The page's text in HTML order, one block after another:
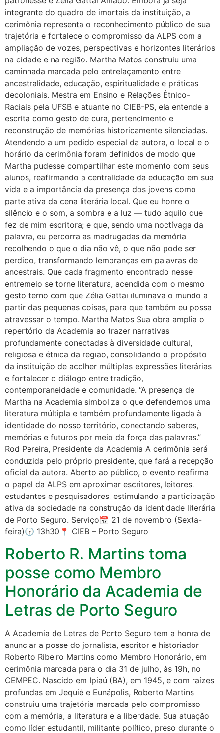
integrante do quadro de imortais da instituição, a
cerimônia representa o reconhecimento público de sua
trajetória e fortalece o compromisso da ALPS com a
ampliação de vozes, perspectivas e horizontes literários
na cidade e na região. Martha Matos construiu uma
caminhada marcada pelo entrelaçamento entre
ancestralidade, educação, espiritualidade e práticas
decoloniais. Mestra em Ensino e Relações Étnico-
Raciais pela UFSB e atuante no CIEB-PS, ela entende a
escrita como gesto de cura, pertencimento e
reconstrução de memórias historicamente silenciadas.
Atendendo a um pedido especial da autora, o local e o
horário da cerimônia foram definidos de modo que
Martha pudesse compartilhar este momento com seus
alunos, reafirmando a centralidade da educação em sua
vida e a importância da presença dos jovens como
parte ativa da cena literária local. Que eu honre o
silêncio e o som, a sombra e a luz — tudo aquilo que
fez de mim escritora; e que, sendo uma noctívaga da
palavra, eu percorra as madrugadas da memória
recolhendo o que o dia não vê, o que não pode ser
perdido, transformando lembranças em palavras de
ancestrais. Que cada fragmento encontrado nesse
entremeio se torne literatura, acendida com o mesmo
gesto terno com que Zélia Gattai iluminava o mundo a
partir das pequenas coisas, para que também eu possa
atravessar o tempo. Martha Matos Sua obra amplia o
repertório da Academia ao trazer narrativas
profundamente conectadas à diversidade cultural,
religiosa e étnica da região, consolidando o propósito
da instituição de acolher múltiplas expressões literárias
e fortalecer o diálogo entre tradição,
contemporaneidade e comunidade. “A presença de
Martha na Academia simboliza o que defendemos uma
literatura múltipla e também profundamente ligada à
identidade do nosso território, conectando saberes,
memórias e futuros por meio da força das palavras.”
Rod Pereira, Presidente da Academia A cerimônia será
conduzida pelo próprio presidente, que fará a recepção
oficial da autora. Aberto ao público, o evento reafirma
o papel da ALPS em aproximar escritores, leitores,
estudantes e pesquisadores, estimulando a participação
ativa da sociedade na construção da identidade literária
de Porto Seguro. Serviço📅 21 de novembro (Sexta-
feira)🕝 13h30📍 CIEB – Porto Seguro
Roberto R. Martins toma
posse como Membro
Honorário da Academia de
Letras de Porto Seguro
A Academia de Letras de Porto Seguro tem a honra de
anunciar a posse do jornalista, escritor e historiador
Roberto Ribeiro Martins como Membro Honorário, em
cerimônia marcada para o dia 31 de julho, às 19h, no
CEMPEC. Nascido em Ipiaú (BA), em 1945, e com raízes
profundas em Jequié e Eunápolis, Roberto Martins
construiu uma trajetória marcada pelo compromisso
com a memória, a literatura e a liberdade. Sua atuação
como líder estudantil, militante político, preso durante o